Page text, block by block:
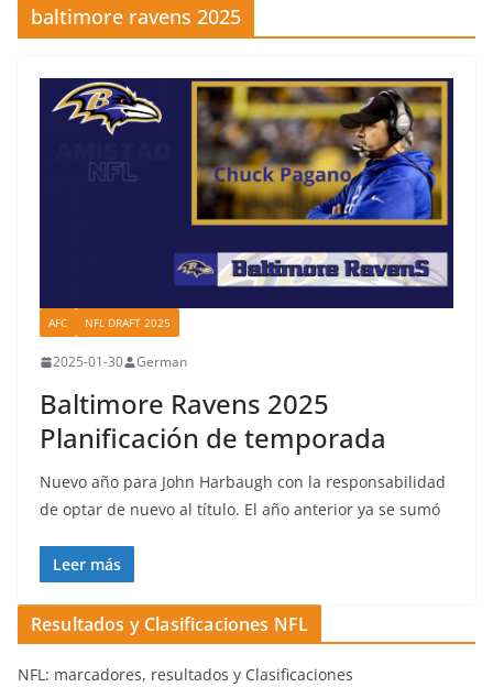
baltimore ravens 2025
AFC NFL DRAFT 2025
2025-01-30 German
Baltimore Ravens 2025
Planificación de temporada
Nuevo año para John Harbaugh con la responsabilidad
de optar de nuevo al título. El año anterior ya se sumó
Leer más
Resultados y Clasificaciones NFL
NFL: marcadores, resultados y Clasificaciones